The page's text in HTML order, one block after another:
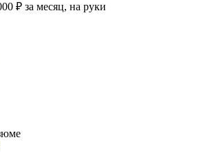
₽ за месяц, на руки